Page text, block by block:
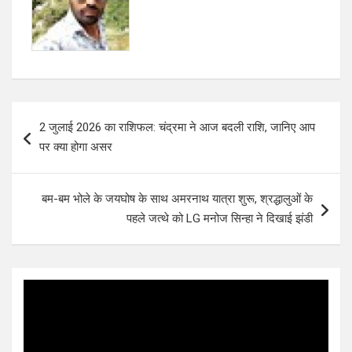
k
p
navigation
2 जुलाई 2026 का राशिफल: चंद्रमा ने आज बदली राशि, जानिए आप
पर क्या होगा असर
बम-बम भोले के जयघोष के साथ अमरनाथ यात्रा शुरू, श्रद्धालुओं के
पहले जत्थे को LG मनोज सिन्हा ने दिखाई झंडी